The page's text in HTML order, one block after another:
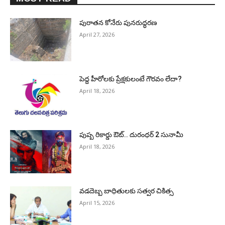
పురాత‌న కోనేరు పున‌రుద్ధ‌ర‌ణ
April 27, 2026
పెద్ద హీరోల‌కు ప్రేక్ష‌కులంటే గౌర‌వం లేదా?
April 18, 2026
పుష్ప రికార్డు ఔట్‌.. దురంధ‌ర్ 2 సునామీ
April 18, 2026
వడదెబ్బ బాధితులకు సత్వర చికిత్స
April 15, 2026